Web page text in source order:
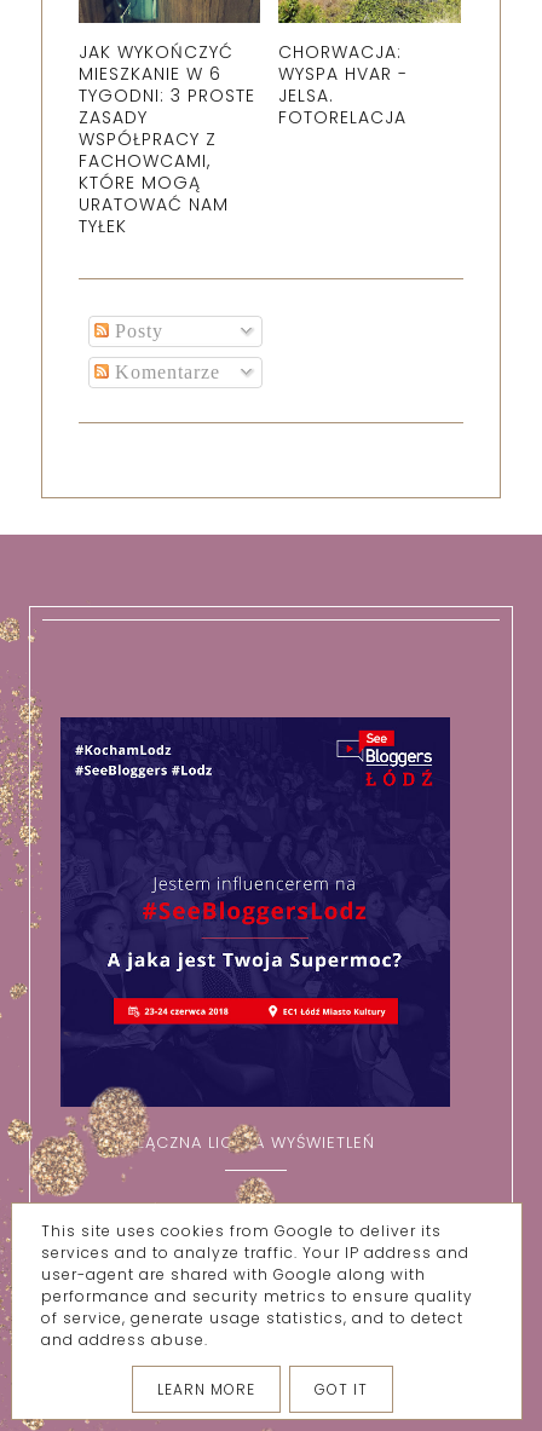
JAK WYKOŃCZYĆ
MIESZKANIE W 6
TYGODNI: 3 PROSTE
ZASADY
WSPÓŁPRACY Z
FACHOWCAMI,
KTÓRE MOGĄ
URATOWAĆ NAM
TYŁEK
CHORWACJA:
WYSPA HVAR -
JELSA.
FOTORELACJA
Posty
Komentarze
ŁĄCZNA LICZBA WYŚWIETLEŃ
This site uses cookies from Google to deliver its
services and to analyze traffic. Your IP address and
user-agent are shared with Google along with
performance and security metrics to ensure quality
of service, generate usage statistics, and to detect
and address abuse.
LEARN MORE GOT IT